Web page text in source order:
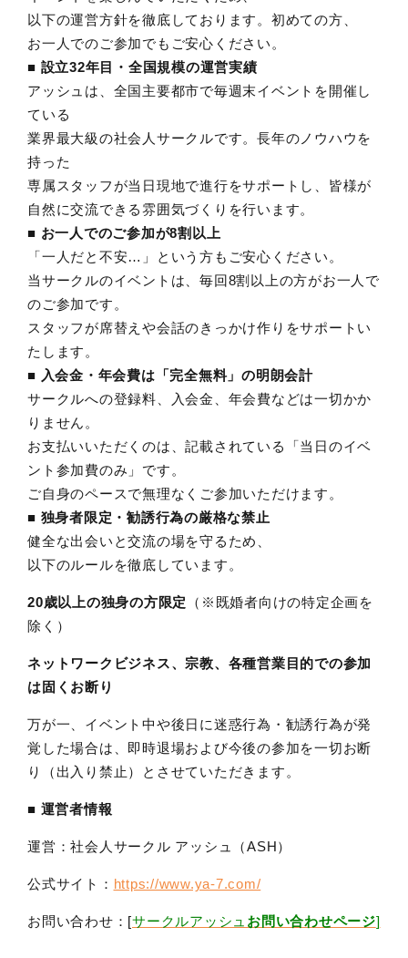
以下の運営方針を徹底しております。初めての方、
お一人でのご参加でもご安心ください。
■ 設立32年目・全国規模の運営実績
アッシュは、全国主要都市で毎週末イベントを開催し
ている
業界最大級の社会人サークルです。長年のノウハウを
持った
専属スタッフが当日現地で進行をサポートし、皆様が
自然に交流できる雰囲気づくりを行います。
■ お一人でのご参加が8割以上
「一人だと不安…」という方もご安心ください。
当サークルのイベントは、毎回8割以上の方がお一人で
のご参加です。
スタッフが席替えや会話のきっかけ作りをサポートい
たします。
■ 入会金・年会費は「完全無料」の明朗会計
サークルへの登録料、入会金、年会費などは一切かか
りません。
お支払いいただくのは、記載されている「当日のイベ
ント参加費のみ」です。
ご自身のペースで無理なくご参加いただけます。
■ 独身者限定・勧誘行為の厳格な禁止
健全な出会いと交流の場を守るため、
以下のルールを徹底しています。
20歳以上の独身の方限定
（※既婚者向けの特定企画を
除く）
ネットワークビジネス、宗教、各種営業目的での参加
は固くお断り
万が一、イベント中や後日に迷惑行為・勧誘行為が発
覚した場合は、即時退場および今後の参加を一切お断
り（出入り禁止）とさせていただきます。
■ 運営者情報
運営：社会人サークル アッシュ（ASH）
公式サイト： https://www.ya-7.com/
お問い合わせ：[サークルアッシュ お問い合わせページ]